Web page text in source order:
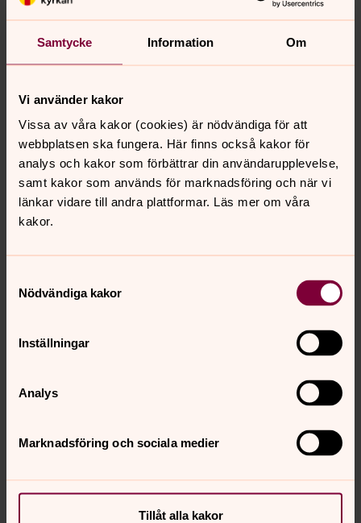
Samtycke Information Om
Vi använder kakor
Vissa av våra kakor (cookies) är nödvändiga för att
webbplatsen ska fungera. Här finns också kakor för
analys och kakor som förbättrar din användarupplevelse,
samt kakor som används för marknadsföring och när vi
länkar vidare till andra plattformar. Läs mer om våra
kakor.
Nödvändiga kakor
Inställningar
Analys
Marknadsföring och sociala medier
Tillåt alla kakor
Församlingsherde i Ålidhems församling, Präst,
Ålidhemskyrkan
Präst, Grisbackakyrkan, Umeå landsförsamling
Direkt:090 - 200 28 52Växel:090 - 200 25 00
E-post:christina.hultdin@svenskakyrkan.se